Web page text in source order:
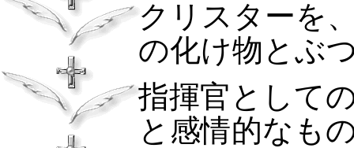
クリスターを
の化け物とぶ
指揮官として
と感情的なも